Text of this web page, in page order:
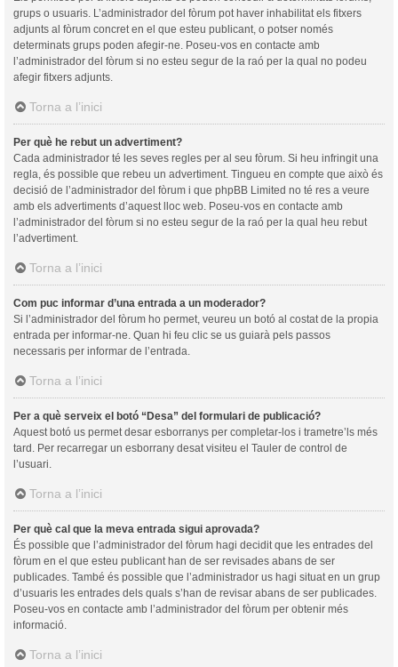
grups o usuaris. L’administrador del fòrum pot haver inhabilitat els fitxers
adjunts al fòrum concret en el que esteu publicant, o potser només
determinats grups poden afegir-ne. Poseu-vos en contacte amb
l’administrador del fòrum si no esteu segur de la raó per la qual no podeu
afegir fitxers adjunts.
Torna a l’inici
Per què he rebut un advertiment?
Cada administrador té les seves regles per al seu fòrum. Si heu infringit una
regla, és possible que rebeu un advertiment. Tingueu en compte que això és
decisió de l’administrador del fòrum i que phpBB Limited no té res a veure
amb els advertiments d’aquest lloc web. Poseu-vos en contacte amb
l’administrador del fòrum si no esteu segur de la raó per la qual heu rebut
l’advertiment.
Torna a l’inici
Com puc informar d’una entrada a un moderador?
Si l’administrador del fòrum ho permet, veureu un botó al costat de la propia
entrada per informar-ne. Quan hi feu clic se us guiarà pels passos
necessaris per informar de l’entrada.
Torna a l’inici
Per a què serveix el botó “Desa” del formulari de publicació?
Aquest botó us permet desar esborranys per completar-los i trametre’ls més
tard. Per recarregar un esborrany desat visiteu el Tauler de control de
l’usuari.
Torna a l’inici
Per què cal que la meva entrada sigui aprovada?
És possible que l’administrador del fòrum hagi decidit que les entrades del
fòrum en el que esteu publicant han de ser revisades abans de ser
publicades. També és possible que l’administrador us hagi situat en un grup
d’usuaris les entrades dels quals s’han de revisar abans de ser publicades.
Poseu-vos en contacte amb l’administrador del fòrum per obtenir més
informació.
Torna a l’inici